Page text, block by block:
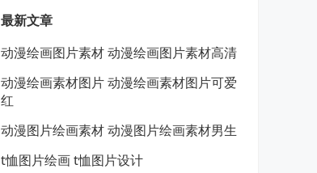
最新文章
动漫绘画图片素材 动漫绘画图片素材高清
动漫绘画素材图片 动漫绘画素材图片可爱
红
动漫图片绘画素材 动漫图片绘画素材男生
t恤图片绘画 t恤图片设计